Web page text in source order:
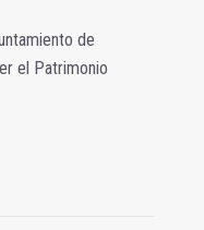
de
el Patrimonio